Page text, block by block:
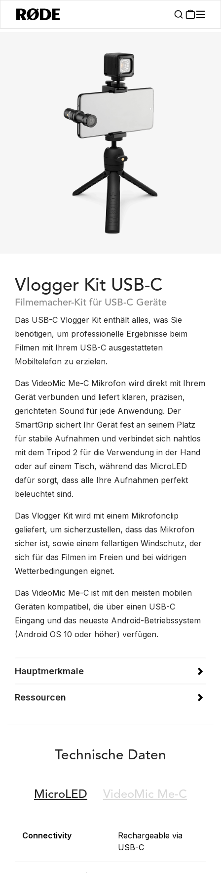
Vlogger Kit USB-C
Filmemacher-Kit für USB-C Geräte
Das USB-C Vlogger Kit enthält alles, was Sie
benötigen, um professionelle Ergebnisse beim
Filmen mit Ihrem USB-C ausgestatteten
Mobiltelefon zu erzielen.
Das VideoMic Me-C Mikrofon wird direkt mit Ihrem
Gerät verbunden und liefert klaren, präzisen,
gerichteten Sound für jede Anwendung. Der
SmartGrip sichert Ihr Gerät fest an seinem Platz
für stabile Aufnahmen und verbindet sich nahtlos
mit dem Tripod 2 für die Verwendung in der Hand
oder auf einem Tisch, während das MicroLED
dafür sorgt, dass alle Ihre Aufnahmen perfekt
beleuchtet sind.
Das Vlogger Kit wird mit einem Mikrofonclip
geliefert, um sicherzustellen, dass das Mikrofon
sicher ist, sowie einem fellartigen Windschutz, der
sich für das Filmen im Freien und bei widrigen
Wetterbedingungen eignet.
Das VideoMic Me-C ist mit den meisten mobilen
Geräten kompatibel, die über einen USB-C
Eingang und das neueste Android-Betriebssystem
(Android OS 10 oder höher) verfügen.
Hauptmerkmale
Ressourcen
Technische Daten
MicroLED VideoMic Me-C
Connectivity
Rechargeable via
USB-C